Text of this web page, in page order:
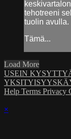
tehotreeni
tuolin avulla.
Tämä...
Load More
USEIN
Help Terms Privacy
×